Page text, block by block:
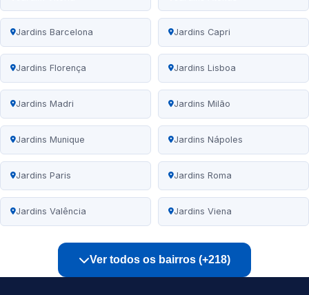
Jardins Barcelona Jardins Capri
Jardins Florença Jardins Lisboa
Jardins Madri Jardins Milão
Jardins Munique Jardins Nápoles
Jardins Paris Jardins Roma
Jardins Valência Jardins Viena
Ver todos os bairros (+218)